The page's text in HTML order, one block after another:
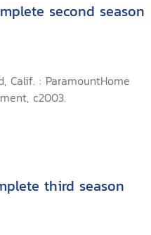
second season
Calif. : ParamountHome
c2003.
third season